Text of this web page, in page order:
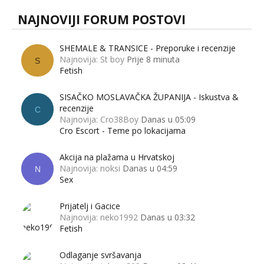
NAJNOVIJI FORUM POSTOVI
S
SHEMALE & TRANSICE - Preporuke i recenzije
Najnovija: St boy Prije 8 minuta
Fetish
C
SISAČKO MOSLAVAČKA ŽUPANIJA - Iskustva &
recenzije
Najnovija: Cro38Boy Danas u 05:09
Cro Escort - Teme po lokacijama
N
Akcija na plažama u Hrvatskoj
Najnovija: noksi Danas u 04:59
Sex
Prijatelj i Gacice
Najnovija: neko1992 Danas u 03:32
Fetish
Odlaganje svršavanja